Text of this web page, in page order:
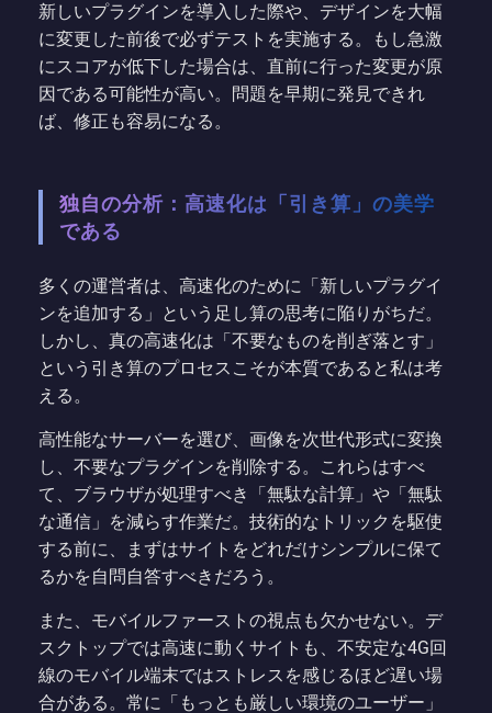
新しいプラグインを導入した際や、デザインを大幅
に変更した前後で必ずテストを実施する。もし急激
にスコアが低下した場合は、直前に行った変更が原
因である可能性が高い。問題を早期に発見できれ
ば、修正も容易になる。
独自の分析：高速化は「引き算」の美学
である
多くの運営者は、高速化のために「新しいプラグイ
ンを追加する」という足し算の思考に陥りがちだ。
しかし、真の高速化は「不要なものを削ぎ落とす」
という引き算のプロセスこそが本質であると私は考
える。
高性能なサーバーを選び、画像を次世代形式に変換
し、不要なプラグインを削除する。これらはすべ
て、ブラウザが処理すべき「無駄な計算」や「無駄
な通信」を減らす作業だ。技術的なトリックを駆使
する前に、まずはサイトをどれだけシンプルに保て
るかを自問自答すべきだろう。
また、モバイルファーストの視点も欠かせない。デ
スクトップでは高速に動くサイトも、不安定な4G回
線のモバイル端末ではストレスを感じるほど遅い場
合がある。常に「もっとも厳しい環境のユーザー」